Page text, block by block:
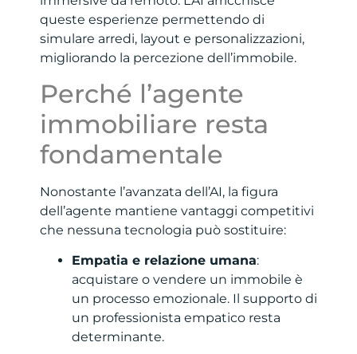
queste esperienze permettendo di
simulare arredi, layout e personalizzazioni,
migliorando la percezione dell’immobile.
Perché l’agente
immobiliare resta
fondamentale
Nonostante l’avanzata dell’AI, la figura
dell’agente mantiene vantaggi competitivi
che nessuna tecnologia può sostituire:
Empatia e relazione umana:
acquistare o vendere un immobile è
un processo emozionale. Il supporto di
un professionista empatico resta
determinante.